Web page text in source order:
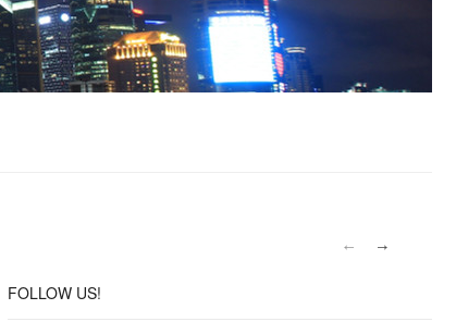
FOLLOWUS!